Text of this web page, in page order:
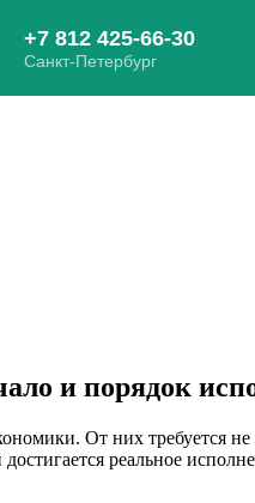
и порядок
От них требуется
реальное